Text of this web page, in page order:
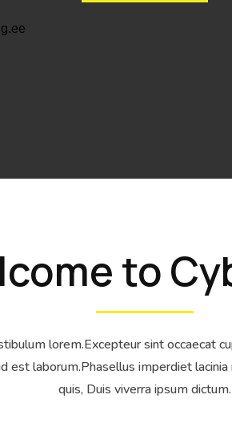
to
lorem.Excepteur sint occaecat
est laborum.Phasellus imperdiet
quis, Duis viverra ipsum dictum.